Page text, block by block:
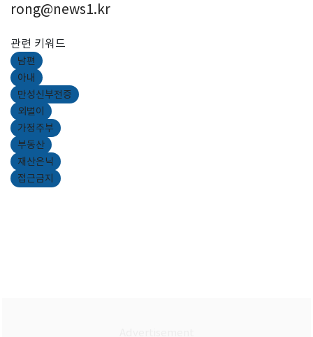
rong@news1.kr
관련 키워드
남편
아내
만성신부전증
외벌이
가정주부
부동산
재산은닉
접근금지